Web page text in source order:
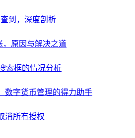
到，深度剖析
，原因与解决之道
索框的情况分析
数字货币管理的得力助手
消所有授权